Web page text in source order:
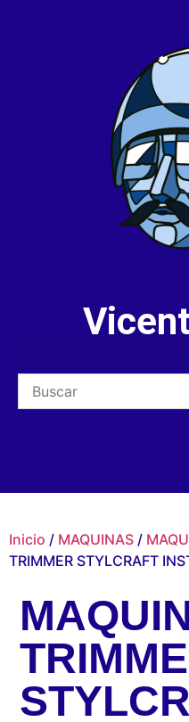
Inicio / MAQUINAS /
TRIMMER STYLCRAFT